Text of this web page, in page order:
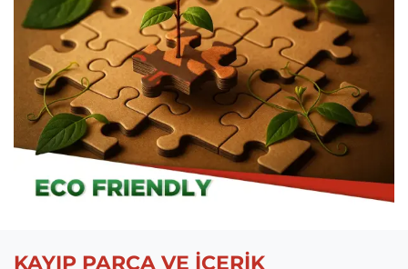
KAYIP PARÇA VE İÇERİK